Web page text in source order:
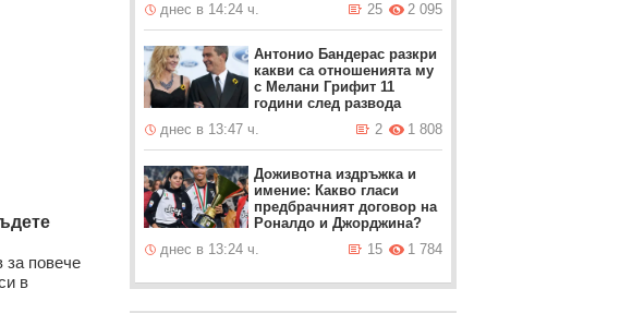
за повече
в
днес в 14:24 ч.
2 095
25
Антонио Бандерас разкри
какви са отношенията му
с Мелани Грифит 11
години след развода
днес в 13:47 ч.
1 808
2
Доживотна издръжка и
имение: Какво гласи
предбрачният договор на
Роналдо и Джорджина?
днес в 13:24 ч.
1 784
15